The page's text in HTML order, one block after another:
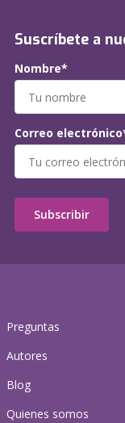
Preguntas
Autores
Blog
Quienes somos
Suscríbete a
Nombre*
Correo
Subscribir